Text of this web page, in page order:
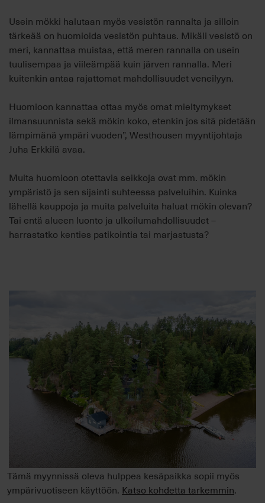
Usein mökki halutaan myös vesistön rannalta ja silloin
tärkeää on huomioida vesistön puhtaus. Mikäli vesistö on
meri, kannattaa muistaa, että meren rannalla on usein
tuulisempaa ja viileämpää kuin järven rannalla. Meri
kuitenkin antaa rajattomat mahdollisuudet veneilyyn.
Huomioon kannattaa ottaa myös omat mieltymykset
ilmansuunnista sekä mökin koko, etenkin jos sitä pidetään
lämpimänä ympäri vuoden”, Westhousen myyntijohtaja
Juha Erkkilä avaa.
Muita huomioon otettavia seikkoja ovat mm. mökin
ympäristö ja sen sijainti suhteessa palveluihin. Kuinka
lähellä kauppoja ja muita palveluita haluat mökin olevan?
Tai entä alueen luonto ja ulkoilumahdollisuudet –
harrastatko kenties patikointia tai marjastusta?
Tämä myynnissä oleva hulppea kesäpaikka sopii myös
ympärivuotiseen käyttöön. Katso kohdetta tarkemmin.